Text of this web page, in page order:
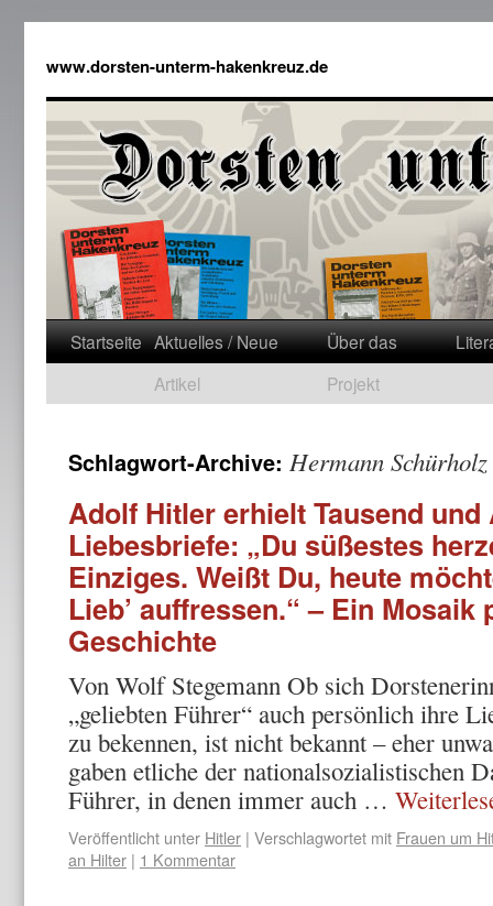
www.dorsten-unterm-hakenkreuz.de
Startseite Aktuelles / Neue
Artikel
Über das
Projekt
Schlagwort-Archive: Hermann Schürholz
Adolf Hitler erhielt Tausend und
Liebesbriefe: „Du süßestes
Einziges. Weißt Du, heute
Lieb’ auffressen.“ – Ein
Geschichte
Von Wolf Stegemann Ob sich
„geliebten Führer“ auch persönlich ihre
zu bekennen, ist nicht bekannt – eher
gaben etliche der nationalsozialistischen
Führer, in denen immer auch …
Veröffentlicht unter Hitler | Verschlagwortet mit Frauen um
an Hilter | 1 Kommentar